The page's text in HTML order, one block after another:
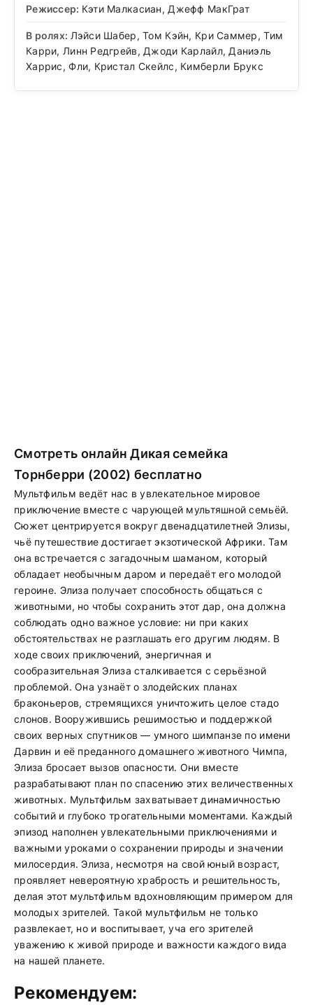
Режиссер: Кэти Малкасиан, Джефф МакГрат
В ролях: Лэйси Шабер, Том Кэйн, Кри Саммер, Тим
Карри, Линн Редгрейв, Джоди Карлайл, Даниэль
Харрис, Фли, Кристал Скейлс, Кимберли Брукс
Смотреть онлайн Дикая семейка
Торнберри (2002) бесплатно
Мультфильм ведёт нас в увлекательное мировое
приключение вместе с чарующей мультяшной семьёй.
Сюжет центрируется вокруг двенадцатилетней Элизы,
чьё путешествие достигает экзотической Африки. Там
она встречается с загадочным шаманом, который
обладает необычным даром и передаёт его молодой
героине. Элиза получает способность общаться с
животными, но чтобы сохранить этот дар, она должна
соблюдать одно важное условие: ни при каких
обстоятельствах не разглашать его другим людям. В
ходе своих приключений, энергичная и
сообразительная Элиза сталкивается с серьёзной
проблемой. Она узнаёт о злодейских планах
браконьеров, стремящихся уничтожить целое стадо
слонов. Вооружившись решимостью и поддержкой
своих верных спутников — умного шимпанзе по имени
Дарвин и её преданного домашнего животного Чимпа,
Элиза бросает вызов опасности. Они вместе
разрабатывают план по спасению этих величественных
животных. Мультфильм захватывает динамичностью
событий и глубоко трогательными моментами. Каждый
эпизод наполнен увлекательными приключениями и
важными уроками о сохранении природы и значении
милосердия. Элиза, несмотря на свой юный возраст,
проявляет невероятную храбрость и решительность,
делая этот мультфильм вдохновляющим примером для
молодых зрителей. Такой мультфильм не только
развлекает, но и воспитывает, уча его зрителей
уважению к живой природе и важности каждого вида
на нашей планете.
Рекомендуем: